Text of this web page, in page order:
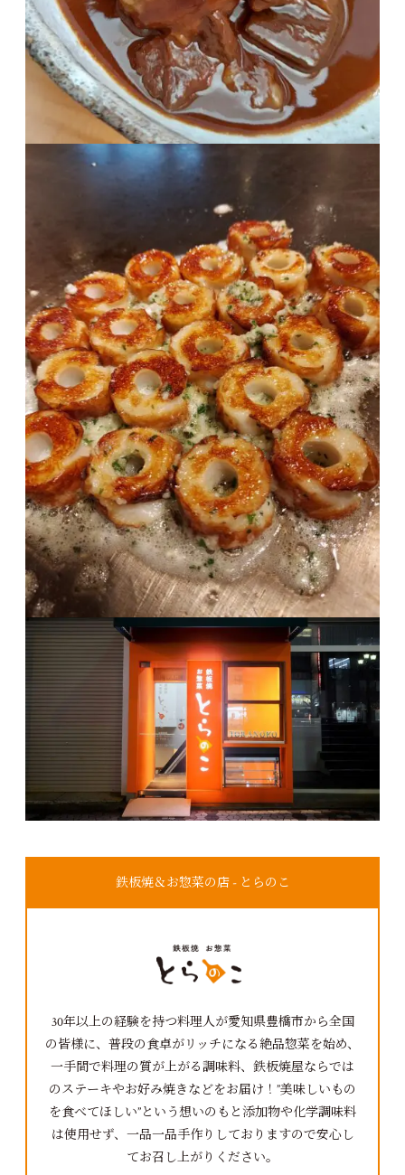
鉄板焼＆お惣菜の店 - とらのこ
30年以上の経験を持つ料理人が愛知県豊橋市から全国
の皆様に、普段の食卓がリッチになる絶品惣菜を始め、
一手間で料理の質が上がる調味料、鉄板焼屋ならでは
のステーキやお好み焼きなどをお届け！”美味しいもの
を食べてほしい”という想いのもと添加物や化学調味料
は使用せず、一品一品手作りしておりますので安心し
てお召し上がりください。